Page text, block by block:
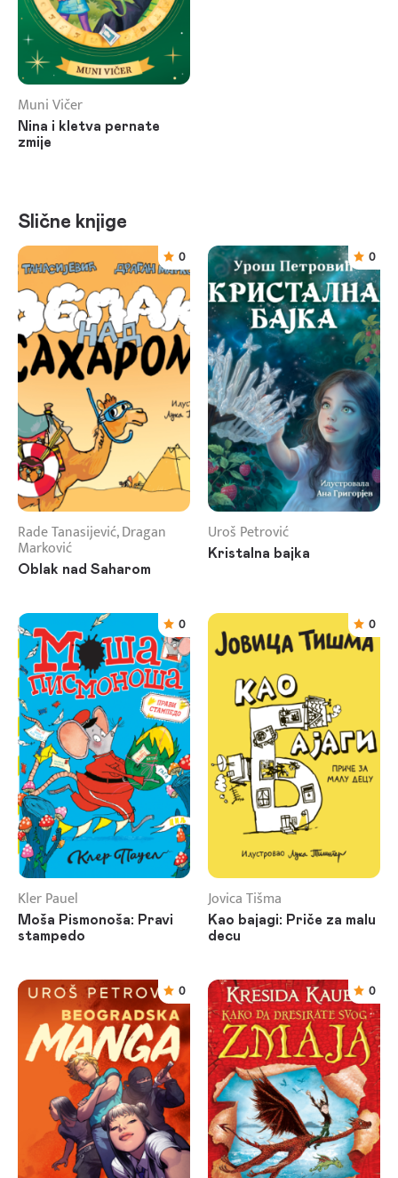
Muni Vičer
Nina i kletva pernate
zmije
Slične knjige
0
Rade Tanasijević, Dragan
Marković
Oblak nad Saharom
0
Uroš Petrović
Kristalna bajka
0
Kler Pauel
Moša Pismonoša: Pravi
stampedo
0
Jovica Tišma
Kao bajagi: Priče za malu
decu
0 0